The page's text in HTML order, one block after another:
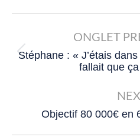
navigationONGLET
Stéphane : « J’étais
fallait que
Objectif 80 000€ en